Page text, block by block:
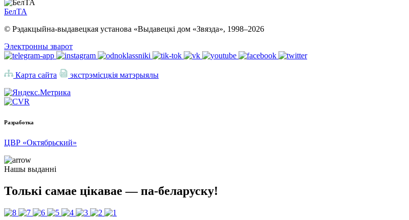
БелТА
© Рэдакцыйна-выдавецкая установа «Выдавецкі дом «Звязда», 1998–2026
Электронны зварот
Карта сайта экстрэмісцкія матэрыялы
Разработка
ЦВР «Октябрьский»
Нашы выданні
Толькі самае цікавае — па-беларуску!